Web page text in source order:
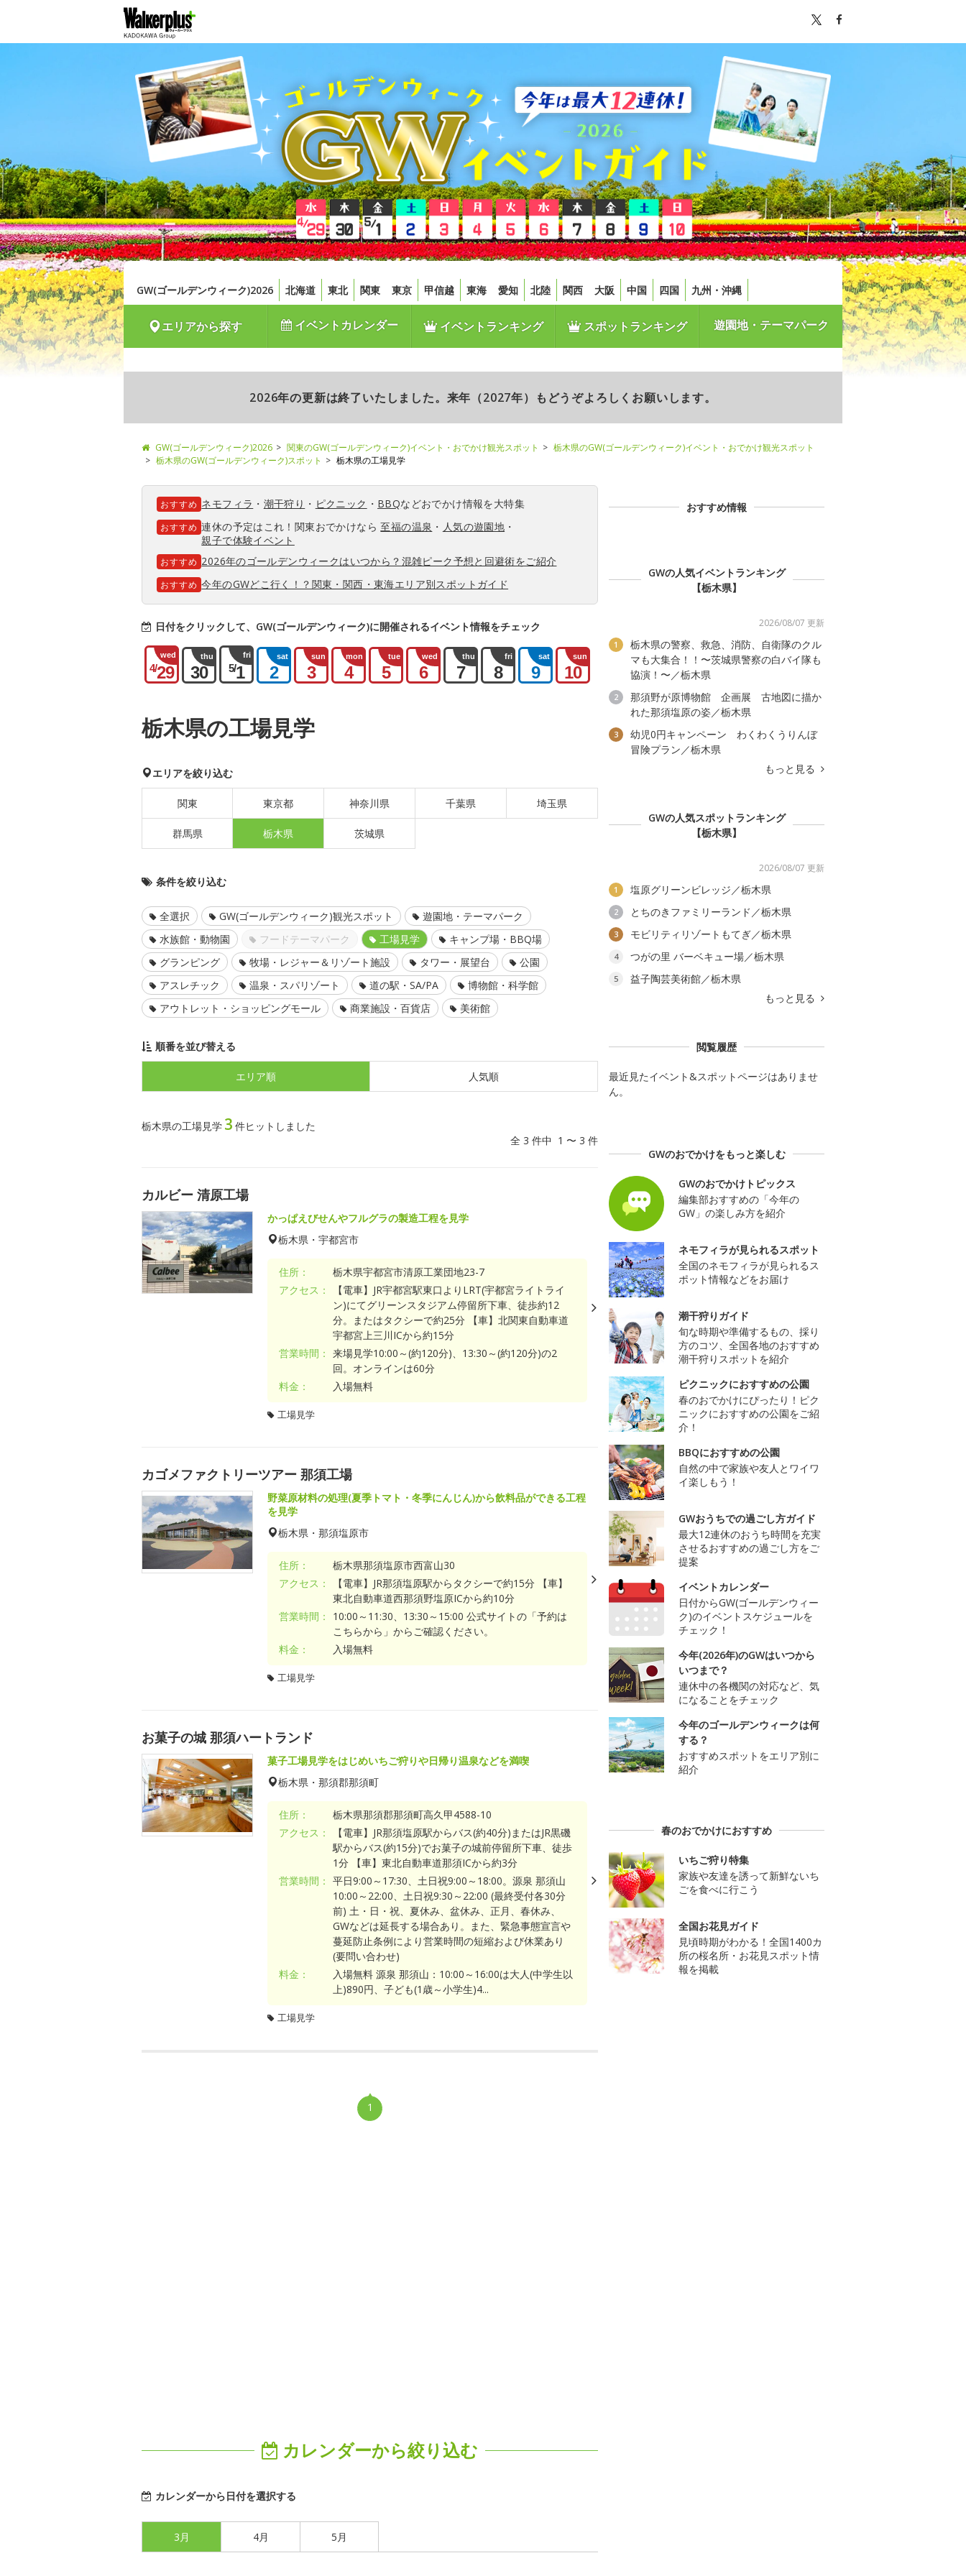
GW(ゴールデンウィーク)2026 北海道 東北 関東 東京 甲信越 東海 愛知 北陸 関西 大阪 中国 四国 九州・沖縄
エリアから探す イベントカレンダー イベントランキング スポットランキング 遊園地・テーマパーク
2026年の更新は終了いたしました。来年（2027年）もどうぞよろしくお願いします。
GW(ゴールデンウィーク)2026 関東のGW(ゴールデンウィーク)イベント・おでかけ観光スポット
栃木県のGW(ゴールデンウィーク)イベント・おでかけ観光スポット
栃木県のGW(ゴールデンウィーク)スポット
栃木県の工場見学
おすすめ ネモフィラ ・ 潮干狩り ・ ピクニック ・ BBQなどおでかけ情報を大特集
おすすめ 連休の予定はこれ！関東おでかけなら至福の温泉 ・ 人気の遊園地 ・
親子で体験イベント
おすすめ 2026年のゴールデンウィークはいつから？混雑ピーク予想と回避術をご紹介
おすすめ 今年のGWどこ行く！？関東・関西・東海エリア別スポットガイド
日付をクリックして、GW(ゴールデンウィーク)に開催されるイベント情報をチェック
wed
4/29
thu
30
fri
5/1
sat
2
sun
3
mon
4
tue
5
wed
6
thu
7
fri
8
sat
9
sun
10
栃木県の工場見学
エリアを絞り込む
関東 東京都 神奈川県 千葉県 埼玉県
群馬県 栃木県 茨城県
条件を絞り込む
全選択 GW(ゴールデンウィーク)観光スポット
遊園地・テーマパーク
水族館・動物園
フードテーマパーク 工場見学
キャンプ場・BBQ場
グランピング
牧場・レジャー＆リゾート施設 タワー・展望台
公園
アスレチック
温泉・スパリゾート 道の駅・SA/PA
博物館・科学館
アウトレット・ショッピングモール
商業施設・百貨店 美術館
順番を並び替える
エリア順 人気順
栃木県の工場見学 3 件ヒットしました
全 3 件中 1 〜 3 件
カルビー 清原工場
かっぱえびせんやフルグラの製造工程を見学
栃木県・宇都宮市
住所：
栃木県宇都宮市清原工業団地23-7
アクセス：
【電車】JR宇都宮駅東口よりLRT(宇都宮ライトライ
ン)にてグリーンスタジアム停留所下車、徒歩約12
分。またはタクシーで約25分 【車】北関東自動車道
宇都宮上三川ICから約15分
営業時間： 来場見学10:00～(約120分)、13:30～(約120分)の2
回。オンラインは60分
料金：
入場無料
工場見学
カゴメファクトリーツアー 那須工場
野菜原材料の処理(夏季トマト・冬季にんじん)から飲料品ができる工程
を見学
栃木県・那須塩原市
住所：
栃木県那須塩原市西富山30
アクセス：
【電車】JR那須塩原駅からタクシーで約15分 【車】
東北自動車道西那須野塩原ICから約10分
営業時間：
10:00～11:30、13:30～15:00 公式サイトの「予約は
こちらから」からご確認ください。
料金：
入場無料
工場見学
お菓子の城 那須ハートランド
菓子工場見学をはじめいちご狩りや日帰り温泉などを満喫
栃木県・那須郡那須町
住所：
栃木県那須郡那須町高久甲4588-10
アクセス：
【電車】JR那須塩原駅からバス(約40分)またはJR黒磯
駅からバス(約15分)でお菓子の城前停留所下車、徒歩
1分 【車】東北自動車道那須ICから約3分
営業時間： 平日9:00～17:30、土日祝9:00～18:00。源泉 那須山
10:00～22:00、土日祝9:30～22:00 (最終受付各30分
前) 土・日・祝、夏休み、盆休み、正月、春休み、
GWなどは延長する場合あり。また、緊急事態宣言や
蔓延防止条例により営業時間の短縮および休業あり
(要問い合わせ)
料金：
入場無料 源泉 那須山：10:00～16:00は大人(中学生以
上)890円、子ども(1歳～小学生)4...
工場見学
1
カレンダーから絞り込む
カレンダーから日付を選択する
3月 4月 5月
おすすめ情報
GWの人気イベントランキング
【栃木県】
2026/08/07 更新
1
栃木県の警察、救急、消防、自衛隊のクル
マも大集合！！〜茨城県警察の白バイ隊も
協演！〜／栃木県
2
那須野が原博物館 企画展 古地図に描か
れた那須塩原の姿／栃木県
3
幼児0円キャンペーン わくわくうりんぼ
冒険プラン／栃木県
もっと見る
GWの人気スポットランキング
【栃木県】
2026/08/07 更新
1 塩原グリーンビレッジ／栃木県
2 とちのきファミリーランド／栃木県
3 モビリティリゾートもてぎ／栃木県
4 つがの里 バーベキュー場／栃木県
5
益子陶芸美術館／栃木県
もっと見る
閲覧履歴
最近見たイベント&スポットページはありませ
ん。
GWのおでかけをもっと楽しむ
GWのおでかけトピックス
編集部おすすめの「今年の
GW」の楽しみ方を紹介
ネモフィラが見られるスポット
全国のネモフィラが見られるス
ポット情報などをお届け
潮干狩りガイド
旬な時期や準備するもの、採り
方のコツ、全国各地のおすすめ
潮干狩りスポットを紹介
ピクニックにおすすめの公園
春のおでかけにぴったり！ピク
ニックにおすすめの公園をご紹
介！
BBQにおすすめの公園
自然の中で家族や友人とワイワ
イ楽しもう！
GWおうちでの過ごし方ガイド
最大12連休のおうち時間を充実
させるおすすめの過ごし方をご
提案
イベントカレンダー
日付からGW(ゴールデンウィー
ク)のイベントスケジュールを
チェック！
今年(2026年)のGWはいつから
いつまで？
連休中の各機関の対応など、気
になることをチェック
今年のゴールデンウィークは何
する？
おすすめスポットをエリア別に
紹介
春のおでかけにおすすめ
いちご狩り特集
家族や友達を誘って新鮮ないち
ごを食べに行こう
全国お花見ガイド
見頃時期がわかる！全国1400カ
所の桜名所・お花見スポット情
報を掲載